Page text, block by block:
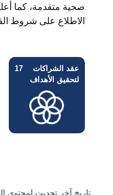
الاطلاع على شروط
عقد الشراكات
لتحقيق الأهداف
17
تاريخ آخر تحديث لمحتوى